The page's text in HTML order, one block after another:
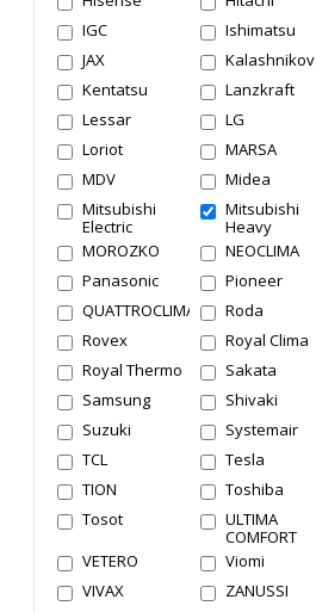
IGC
Ishimatsu
JAX
Kalashnikov
Kentatsu
Lanzkraft
Lessar
LG
Loriot
MARSA
MDV
Midea
Mitsubishi
Electric
Mitsubishi
Heavy
MOROZKO
NEOCLIMA
Panasonic
Pioneer
QUATTROCLIMA
Roda
Rovex
Royal Clima
Royal Thermo
Sakata
Samsung
Shivaki
Suzuki
Systemair
TCL
Tesla
TION
Toshiba
Tosot
ULTIMA
COMFORT
VETERO
Viomi
VIVAX
ZANUSSI